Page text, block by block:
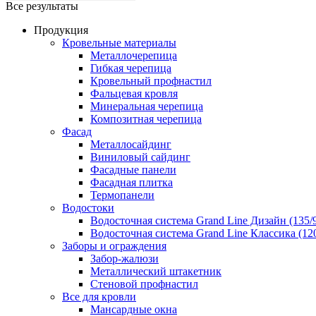
Все результаты
Продукция
Кровельные материалы
Металлочерепица
Гибкая черепица
Кровельный профнастил
Фальцевая кровля
Минеральная черепица
Композитная черепица
Фасад
Металлосайдинг
Виниловый сайдинг
Фасадные панели
Фасадная плитка
Термопанели
Водостоки
Водосточная система Grand Line Дизайн (135/
Водосточная система Grand Line Классика
Заборы и ограждения
Забор-жалюзи
Металлический штакетник
Стеновой профнастил
Все для кровли
Мансардные окна